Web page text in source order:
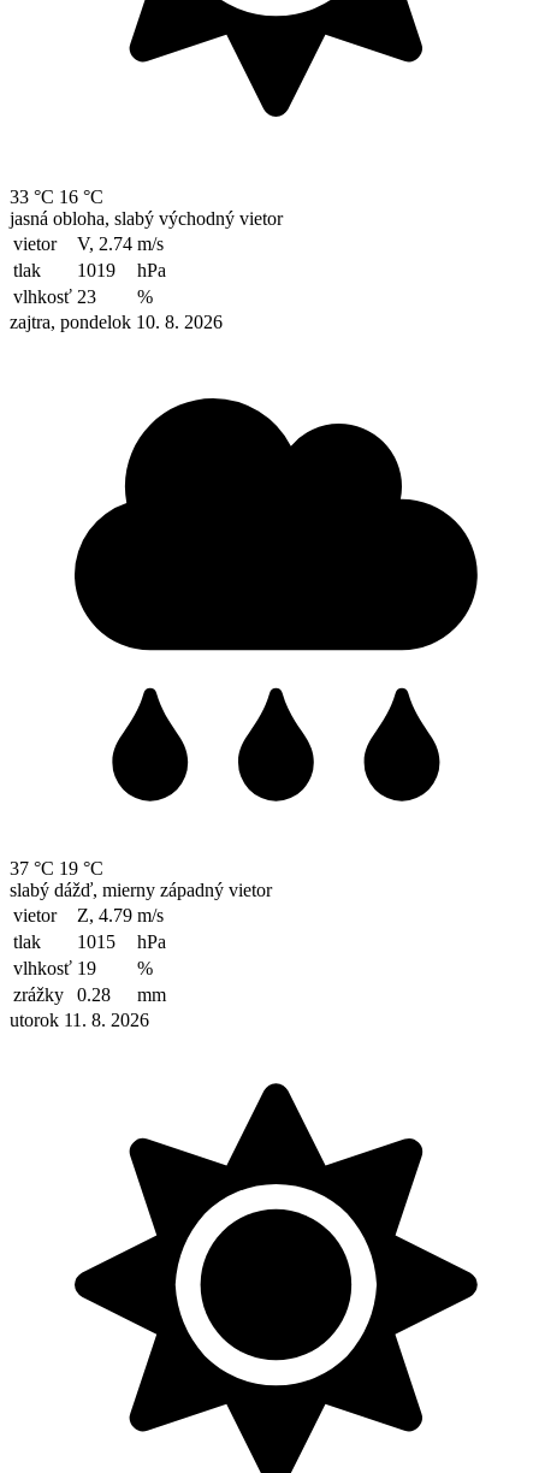
33 °C 16 °C
jasná obloha, slabý východný vietor
vietor
V, 2.74 m/s
tlak
1019
hPa
vlhkosť 23
%
zajtra, pondelok 10. 8. 2026
37 °C 19 °C
slabý dážď, mierny západný vietor
vietor
Z, 4.79 m/s
tlak
1015
hPa
vlhkosť 19
%
zrážky
0.28
mm
utorok 11. 8. 2026